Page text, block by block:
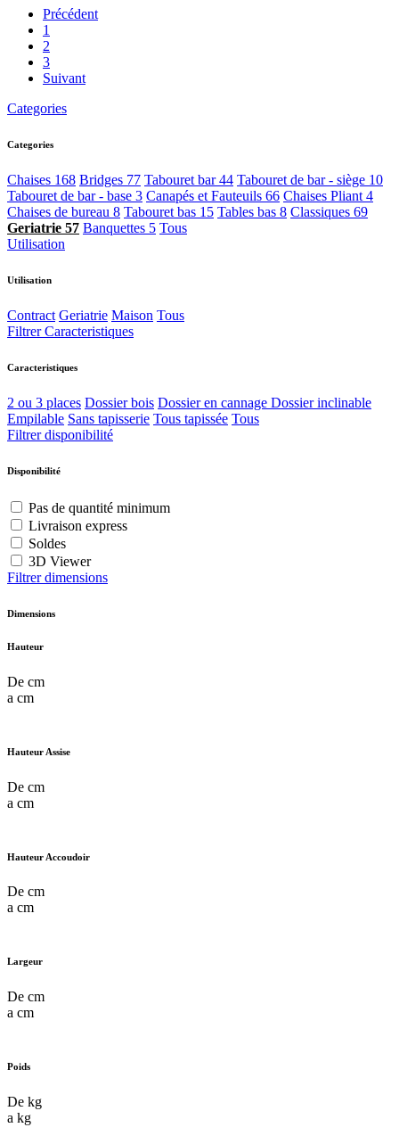
PrécédentPrevious
1
2
3
SuivantNext
Categories
Categories
Chaises 168 Bridges 77 Tabouret bar44 Tabouret de bar - siège 10
Tabouret de bar - base 3 Canapés et Fauteuils 66 Chaises Pliant 4
Chaises de bureau 8 Tabouret bas 15 Tables bas 8 Classiques 69
Geriatrie 57 Banquettes 5 Tous
Utilisation
Utilisation
Contract Geriatrie Maison Tous
Filtrer Caracteristiques
Caracteristiques
2 ou 3 places Dossier bois Dossier en cannage Dossier inclinable
Empilable Sans tapisserie Tous tapissée Tous
Filtrer disponibilité
Disponibilité
Pas de quantité minimum
Livraison express
Soldes
3D Viewer
Filtrer dimensions
Dimensions
Hauteur
De cm
a cm
Hauteur Assise
De cm
a cm
Hauteur Accoudoir
De cm
a cm
Largeur
De cm
a cm
Poids
De kg
a kg